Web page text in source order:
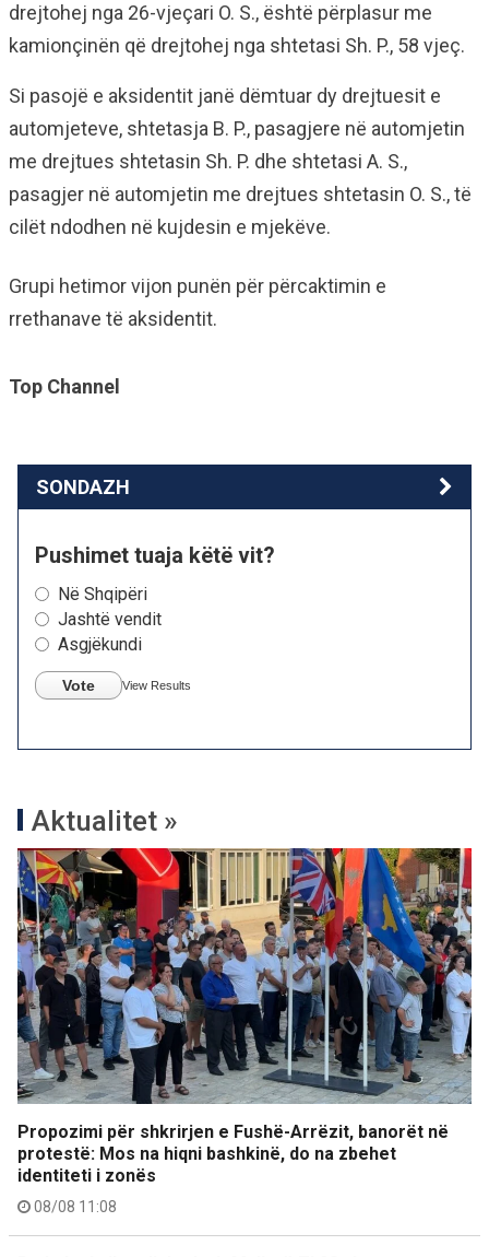
drejtohej nga 26-vjeçari O. S., është përplasur me
kamionçinën që drejtohej nga shtetasi Sh. P., 58 vjeç.
Si pasojë e aksidentit janë dëmtuar dy drejtuesit e
automjeteve, shtetasja B. P., pasagjere në automjetin
me drejtues shtetasin Sh. P. dhe shtetasi A. S.,
pasagjer në automjetin me drejtues shtetasin O. S., të
cilët ndodhen në kujdesin e mjekëve.
Grupi hetimor vijon punën për përcaktimin e
rrethanave të aksidentit.
Top Channel
SONDAZH
Pushimet tuaja këtë vit?
Në Shqipëri
Jashtë vendit
Asgjëkundi
Vote View Results
Aktualitet »
Propozimi për shkrirjen e Fushë-Arrëzit, banorët në
protestë: Mos na hiqni bashkinë, do na zbehet
identiteti i zonës
08/08 11:08